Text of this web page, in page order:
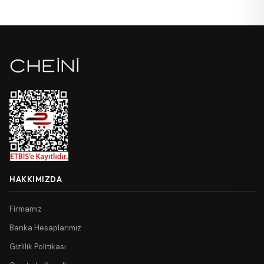
HAKKIMIZDA
Firmamız
Banka Hesaplarımız
Gizlilik Politikası